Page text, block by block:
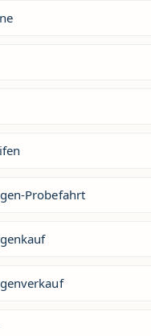
Probefahrt